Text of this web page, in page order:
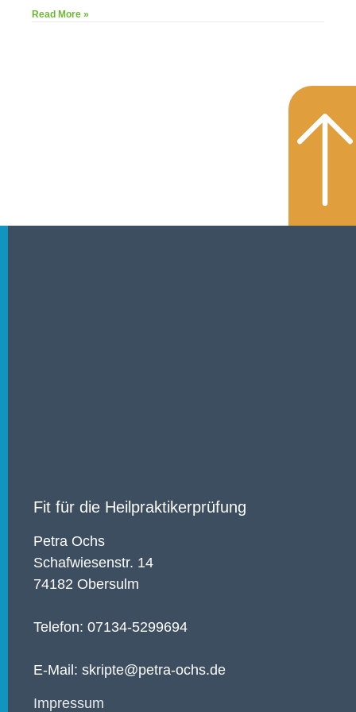
Read More »
Fit für die Heilpraktikerprüfung
Petra Ochs
Schafwiesenstr. 14
74182 Obersulm
Telefon: 07134-5299694
E-Mail: skripte@petra-ochs.de
Impressum